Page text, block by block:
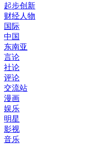
起步创新
财经人物
国际
中国
东南亚
言论
社论
评论
交流站
漫画
娱乐
明星
影视
音乐